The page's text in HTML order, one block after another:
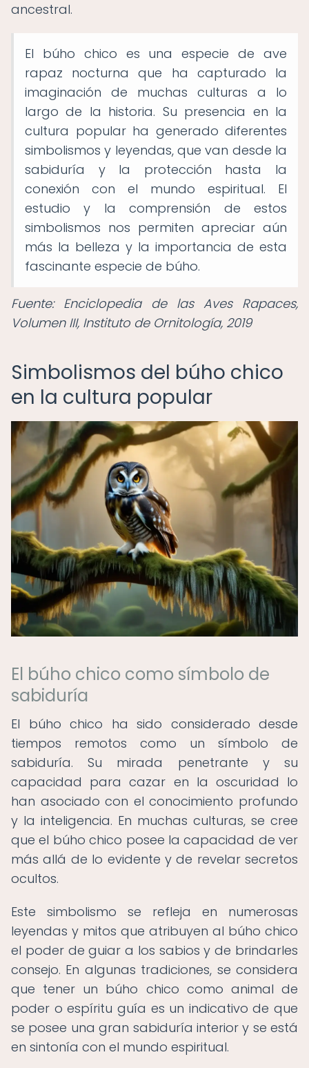
ancestral.
El búho chico es una especie de ave
rapaz nocturna que ha capturado la
imaginación de muchas culturas a lo
largo de la historia. Su presencia en la
cultura popular ha generado diferentes
simbolismos y leyendas, que van desde la
sabiduría y la protección hasta la
conexión con el mundo espiritual. El
estudio y la comprensión de estos
simbolismos nos permiten apreciar aún
más la belleza y la importancia de esta
fascinante especie de búho.
Fuente: Enciclopedia de las Aves Rapaces,
Volumen III, Instituto de Ornitología, 2019
Simbolismos del búho chico
en la cultura popular
El búho chico como símbolo de
sabiduría
El búho chico ha sido considerado desde
tiempos remotos como un símbolo de
sabiduría. Su mirada penetrante y su
capacidad para cazar en la oscuridad lo
han asociado con el conocimiento profundo
y la inteligencia. En muchas culturas, se cree
que el búho chico posee la capacidad de ver
más allá de lo evidente y de revelar secretos
ocultos.
Este simbolismo se refleja en numerosas
leyendas y mitos que atribuyen al búho chico
el poder de guiar a los sabios y de brindarles
consejo. En algunas tradiciones, se considera
que tener un búho chico como animal de
poder o espíritu guía es un indicativo de que
se posee una gran sabiduría interior y se está
en sintonía con el mundo espiritual.